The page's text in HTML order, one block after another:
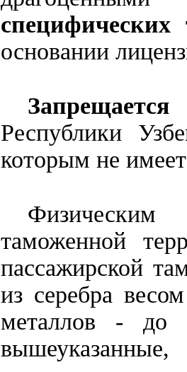
специфических
основании
Запрещается
Республики
которым не
таможенной
пассажирской
из серебра
металлов - до